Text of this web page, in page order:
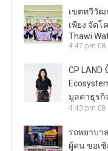
เขตทวีวัฒ
เพียง จัดโ
Thawi
4:47 pm 08
CP LAND
มูลค่าธุรกิ
4:43 pm 08
รถพยาบา
ผู้คน ขอเ